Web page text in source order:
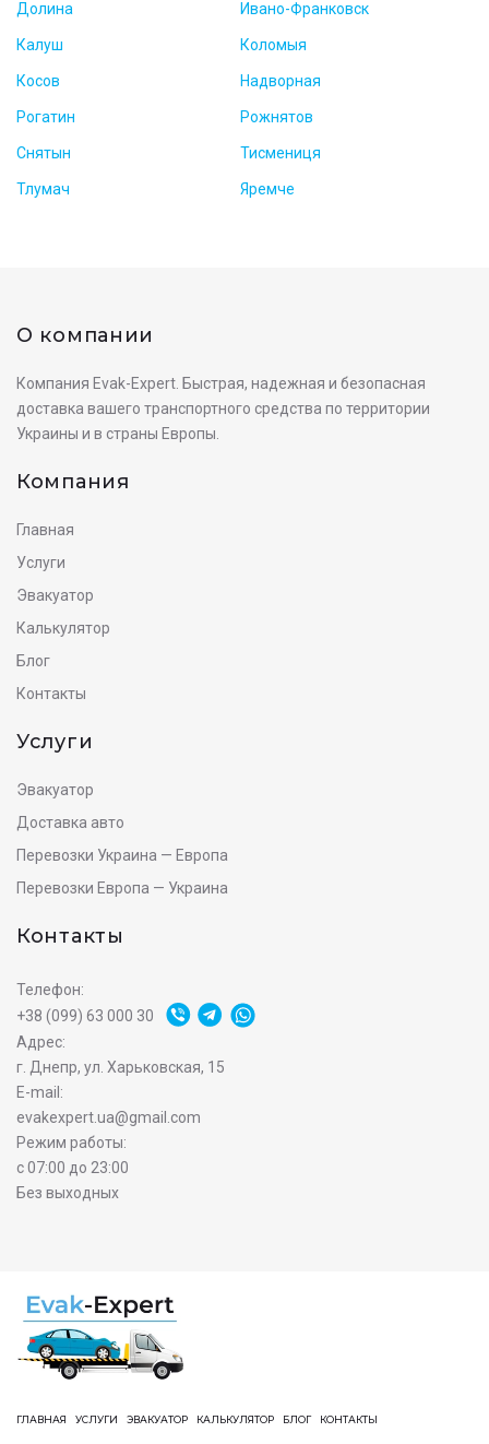
Долина Ивано-Франковск
Калуш Коломыя
Косов Надворная
Рогатин Рожнятов
Снятын Тисмениця
Тлумач Яремче
О компании
Компания Evak-Expert. Быстрая, надежная и безопасная
доставка вашего транспортного средства по территории
Украины и в страны Европы.
Компания
Главная
Услуги
Эвакуатор
Калькулятор
Блог
Контакты
Услуги
Эвакуатор
Доставка авто
Перевозки Украина — Европа
Перевозки Европа — Украина
Контакты
Телефон:
+38 (099) 63 000 30
Адрес:
г. Днепр, ул. Харьковская, 15
E-mail:
evakexpert.ua@gmail.com
Режим работы:
с 07:00 до 23:00
Без выходных
ГЛАВНАЯ УСЛУГИ ЭВАКУАТОР КАЛЬКУЛЯТОР БЛОГ КОНТАКТЫ